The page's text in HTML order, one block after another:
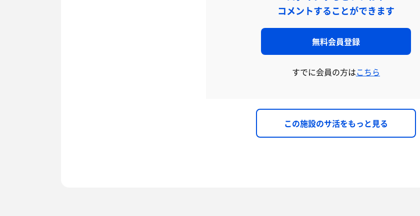
コメントすることができます
無料会員登録
すでに会員の方はこちら
この施設のサ活をもっと見る